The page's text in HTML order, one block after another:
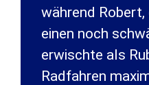
während
einen noch
erwischte als
Radfahren